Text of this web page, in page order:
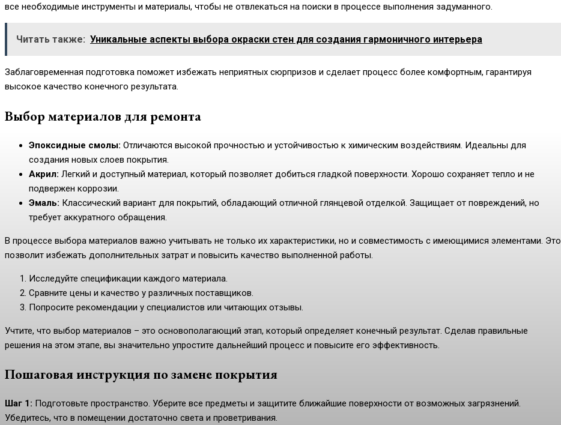
все необходимые инструменты и материалы, чтобы не отвлекаться на поиски в процессе выполнения задуманного.
Читать также: Уникальные аспекты выбора окраски стен для создания гармоничного интерьера
Заблаговременная подготовка поможет избежать неприятных сюрпризов и сделает процесс более комфортным, гарантируя
высокое качество конечного результата.
Выбор материалов для ремонта
Эпоксидные смолы: Отличаются высокой прочностью и устойчивостью к химическим воздействиям. Идеальны для
создания новых слоев покрытия.
Акрил: Легкий и доступный материал, который позволяет добиться гладкой поверхности. Хорошо сохраняет тепло и не
подвержен коррозии.
Эмаль: Классический вариант для покрытий, обладающий отличной глянцевой отделкой. Защищает от повреждений, но
требует аккуратного обращения.
В процессе выбора материалов важно учитывать не только их характеристики, но и совместимость с имеющимися элементами. Это
позволит избежать дополнительных затрат и повысить качество выполненной работы.
Исследуйте спецификации каждого материала.
Сравните цены и качество у различных поставщиков.
Попросите рекомендации у специалистов или читающих отзывы.
Учтите, что выбор материалов – это основополагающий этап, который определяет конечный результат. Сделав правильные
решения на этом этапе, вы значительно упростите дальнейший процесс и повысите его эффективность.
Пошаговая инструкция по замене покрытия
Шаг 1: Подготовьте пространство. Уберите все предметы и защитите ближайшие поверхности от возможных загрязнений.
Убедитесь, что в помещении достаточно света и проветривания.